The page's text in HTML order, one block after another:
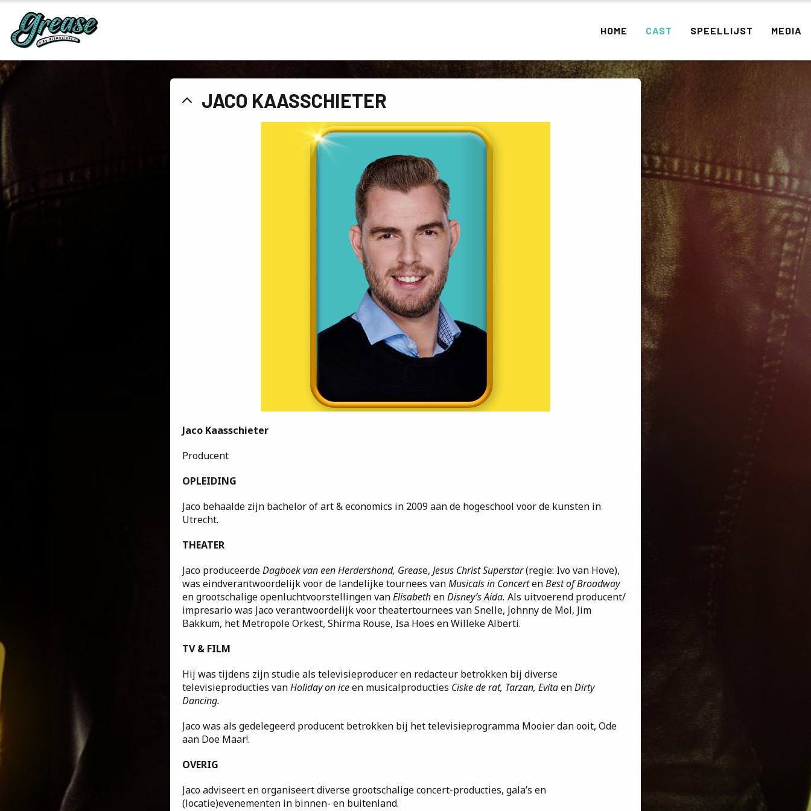
HOME CAST SPEELLIJST MEDIA
JACO KAASSCHIETER
Jaco Kaasschieter
Producent
OPLEIDING
Jaco behaalde zijn bachelor of art & economics in 2009 aan de hogeschool voor de kunsten in
Utrecht.
THEATER
Jaco produceerdeDagboek van een Herdershond, Grease, Jesus Christ Superstar(regie: Ivo van Hove),
was eindverantwoordelijk voor de landelijke tournees vanMusicals in ConcertenBest of Broadway
en grootschalige openluchtvoorstellingen vanElisabethenDisney’s Aida.Als uitvoerend producent/
impresario was Jaco verantwoordelijk voor theatertournees van Snelle, Johnny de Mol, Jim
Bakkum, het Metropole Orkest, Shirma Rouse, Isa Hoes en Willeke Alberti.
TV & FILM
Hij was tijdens zijn studie als televisieproducer en redacteur betrokken bij diverse
televisieproducties vanHoliday on iceen musicalproducties Ciske de rat, Tarzan, EvitaenDirty
Dancing.
Jaco was als gedelegeerd producent betrokken bij het televisieprogramma Mooier dan ooit, Ode
aan Doe Maar!.
OVERIG
Jaco adviseert en organiseert diverse grootschalige concert-producties, gala’s en
(locatie)evenementen in binnen- en buitenland.